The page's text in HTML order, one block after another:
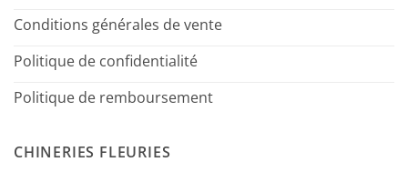
Conditions générales de vente
Politique de confidentialité
Politique de remboursement
CHINERIES FLEURIES